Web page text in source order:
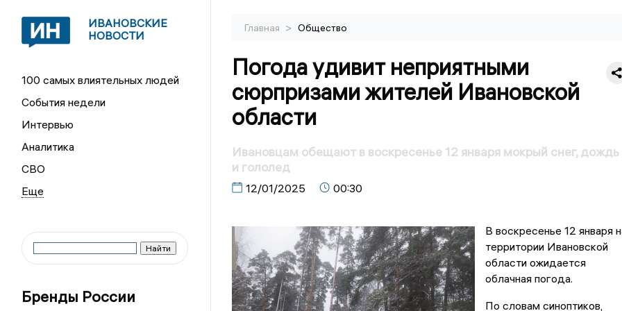
ИВАНОВСКИЕ
НОВОСТИ
100 самых влиятельных людей
События недели
Интервью
Аналитика
СВО
Бренды России
Главная > Общество
Погода удивит неприятными
сюрпризами жителей Ивановской
области
Ивановцам обещают в воскресенье 12 января мокрый снег, дождь
и гололед
12/01/2025 00:30
В воскресенье 12 января
территории Ивановской
области ожидается
облачная погода.
По словам синоптиков,